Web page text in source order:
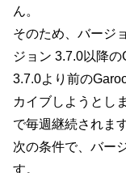
ん。
そのため、バージ
ジョン 3.7.0以降の
3.7.0より前の
カイブしようとし
で毎週継続されます
次の条件で、バー
す。